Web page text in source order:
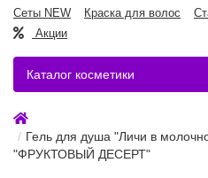
Сеты NEW Краска для волос
Акции
Каталог косметики
Гель для душа "Личи в
"ФРУКТОВЫЙ ДЕСЕРТ"